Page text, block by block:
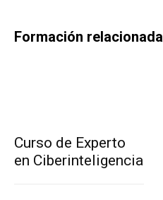
Formación relacionada
Curso de Experto
en Ciberinteligencia